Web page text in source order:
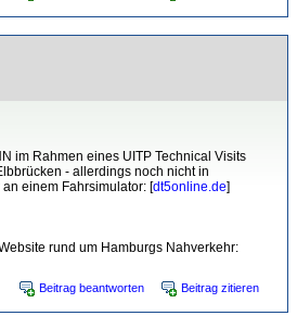
im Rahmen eines UITP Technical Visits
- allerdings noch nicht in
einem Fahrsimulator: [dt5online.de]
rund um Hamburgs Nahverkehr:
Beitrag beantworten Beitrag zitieren